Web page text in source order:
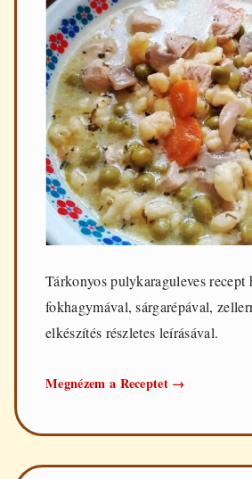
Tárkonyos pulykaraguleves recept
fokhagymával, sárgarépával,
elkészítés részletes leírásával.
Megnézem a Receptet Tárkonyos
→